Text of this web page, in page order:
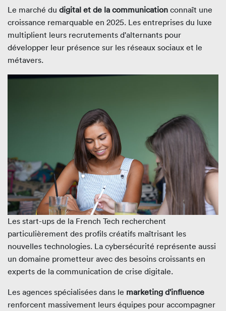
Le marché du digital et de la communication connaît une
croissance remarquable en 2025. Les entreprises du luxe
multiplient leurs recrutements d'alternants pour
développer leur présence sur les réseaux sociaux et le
métavers.
Les start-ups de la French Tech recherchent
particulièrement des profils créatifs maîtrisant les
nouvelles technologies. La cybersécurité représente aussi
un domaine prometteur avec des besoins croissants en
experts de la communication de crise digitale.
Les agences spécialisées dans le marketing d'influence
renforcent massivement leurs équipes pour accompagner